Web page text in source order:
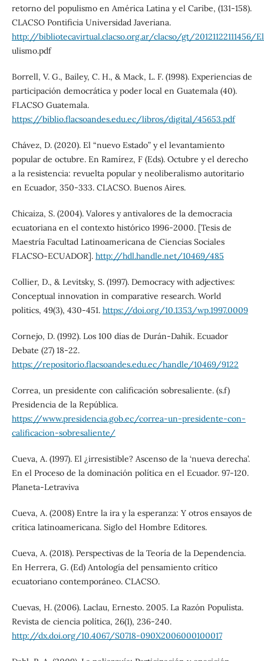
retorno del populismo en América Latina y el Caribe, (131-158).
CLACSO Pontificia Universidad Javeriana.
http://bibliotecavirtual.clacso.org.ar/clacso/gt/20121122111456/
ulismo.pdf
Borrell, V. G., Bailey, C. H., & Mack, L. F. (1998). Experiencias de
participación democrática y poder local en Guatemala (40).
FLACSO Guatemala.
https://biblio.flacsoandes.edu.ec/libros/digital/45653.pdf
Chávez, D. (2020). El “nuevo Estado” y el levantamiento
popular de octubre. En Ramírez, F (Eds). Octubre y el derecho
a la resistencia: revuelta popular y neoliberalismo autoritario
en Ecuador, 350-333. CLACSO. Buenos Aires.
Chicaiza, S. (2004). Valores y antivalores de la democracia
ecuatoriana en el contexto histórico 1996-2000. [Tesis de
Maestría Facultad Latinoamericana de Ciencias Sociales
FLACSO-ECUADOR]. http://hdl.handle.net/10469/485
Collier, D., & Levitsky, S. (1997). Democracy with adjectives:
Conceptual innovation in comparative research. World
politics, 49(3), 430-451. https://doi.org/10.1353/wp.1997.0009
Cornejo, D. (1992). Los 100 días de Durán-Dahik. Ecuador
Debate (27) 18-22.
https://repositorio.flacsoandes.edu.ec/handle/10469/9122
Correa, un presidente con calificación sobresaliente. (s.f)
Presidencia de la República.
https://www.presidencia.gob.ec/correa-un-presidente-con-
calificacion-sobresaliente/
Cueva, A. (1997). El ¿irresistible? Ascenso de la ‘nueva derecha’.
En el Proceso de la dominación política en el Ecuador. 97-120.
Planeta-Letraviva
Cueva, A. (2008) Entre la ira y la esperanza: Y otros ensayos de
crítica latinoamericana. Siglo del Hombre Editores.
Cueva, A. (2018). Perspectivas de la Teoría de la Dependencia.
En Herrera, G. (Ed) Antología del pensamiento crítico
ecuatoriano contemporáneo. CLACSO.
Cuevas, H. (2006). Laclau, Ernesto. 2005. La Razón Populista.
Revista de ciencia política, 26(1), 236-240.
http://dx.doi.org/10.4067/S0718-090X2006000100017